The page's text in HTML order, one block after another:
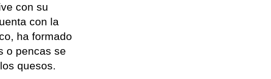
con su
con la
ha formado
o pencas se
quesos.